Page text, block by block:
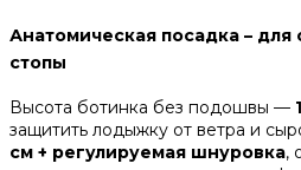
Анатомическая посадка –
стопы
Высота ботинка без подошвы —
защитить лодыжку от ветра и
см + регулируемая шнуровка,